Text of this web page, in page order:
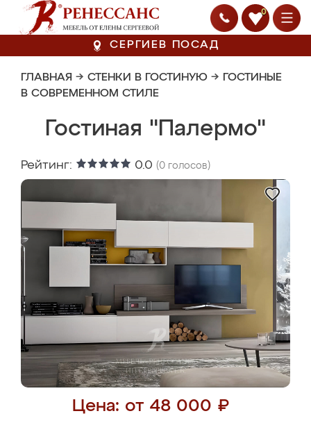
0
СЕРГИЕВ ПОСАД
ГЛАВНАЯ → СТЕНКИ В ГОСТИНУЮ → ГОСТИНЫЕ
В СОВРЕМЕННОМ СТИЛЕ
Гостиная "Палермо"
Рейтинг: 0.0 (0 голосов)
Цена: от 48 000 ₽